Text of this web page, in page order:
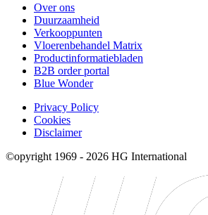
Over ons
Duurzaamheid
Verkooppunten
Vloerenbehandel Matrix
Productinformatiebladen
B2B order portal
Blue Wonder
Privacy Policy
Cookies
Disclaimer
©opyright 1969 - 2026 HG International